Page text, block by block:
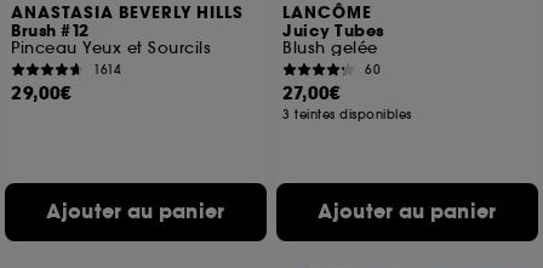
ANASTASIA BEVERLY HILLS
Brush #12
Pinceau Yeux et Sourcils
1614
29,00€
Ajouter au panier
LANCÔME
Juicy Tubes
Blush gelée
60
27,00€
3 teintes disponibles
Ajouter au panier